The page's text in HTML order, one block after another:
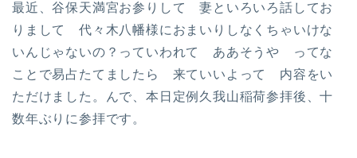
最近、谷保天満宮お参りして 妻といろいろ話してお
りまして 代々木八幡様におまいりしなくちゃいけな
いんじゃないの？っていわれて ああそうや ってな
ことで易占たてましたら 来ていいよって 内容をい
ただけました。んで、本日定例久我山稲荷参拝後、十
数年ぶりに参拝です。